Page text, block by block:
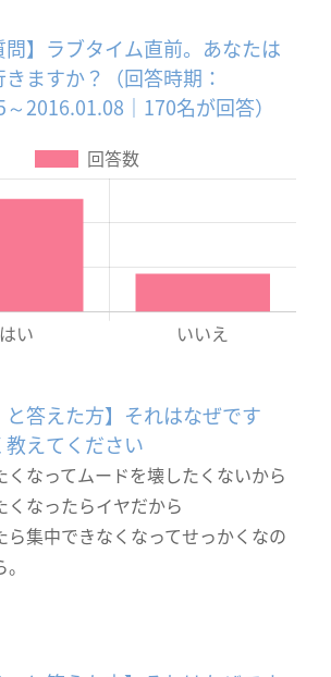
問】ラブタイム直前。あなたは
きますか？（回答時期：
2016.01.08｜170名が回答）
と答えた方】それはなぜです
えてください
くなってムードを壊したくないから
くなったらイヤだから
ら集中できなくなってせっかくなの